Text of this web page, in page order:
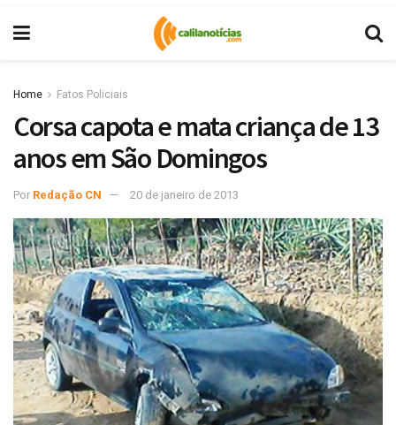
Home Fatos Policiais
Corsa capota e mata criança de 13
anos em São Domingos
Por Redação CN 20 de janeiro de 2013